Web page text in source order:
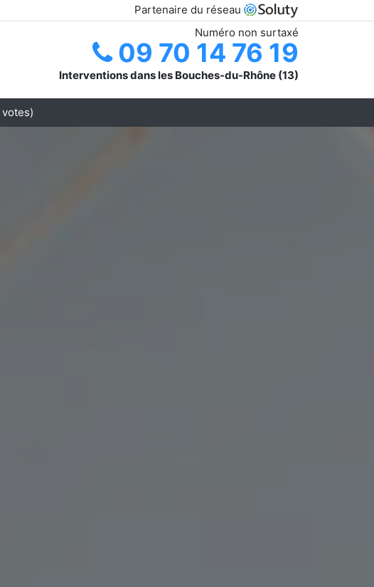
Partenaire du réseau
Numéro non surtaxé
09 70 14 76 19
Interventions dans les Bouches-du-Rhône (13)
votes)